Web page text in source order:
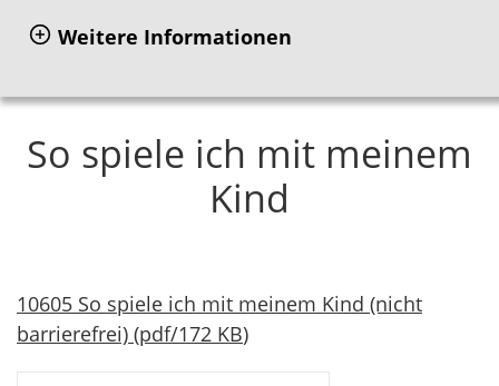
Weitere Informationen
So spiele ich mit meinem
Kind
10605 So spiele ich mit meinem Kind (nicht
barrierefrei) (pdf/172 KB)